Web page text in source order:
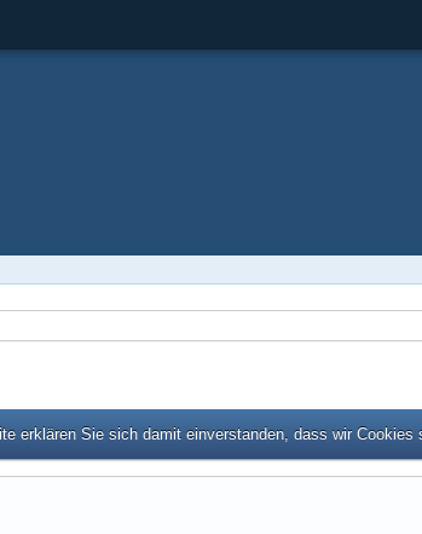
erklären Sie sich damit einverstanden, dass wir Cookies